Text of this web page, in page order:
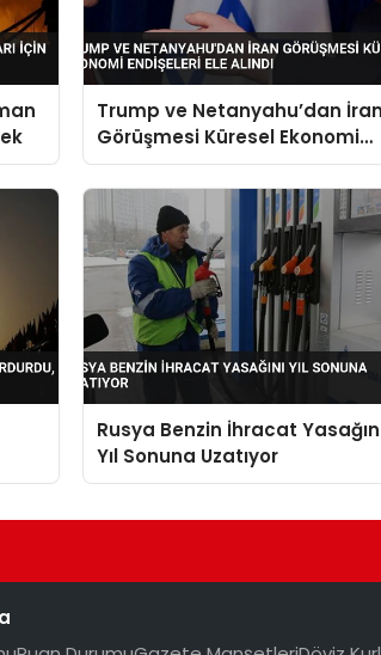
Trump ve Netanyahu’dan
Görüşmesi Küresel Ekonomi
Endişeleri Ele Alındı
Rusya Benzin İhracat
Yıl Sonuna Uzatıyor